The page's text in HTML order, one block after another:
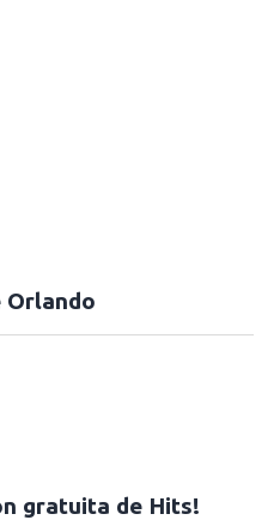
Orlando
gratuita de Hits!